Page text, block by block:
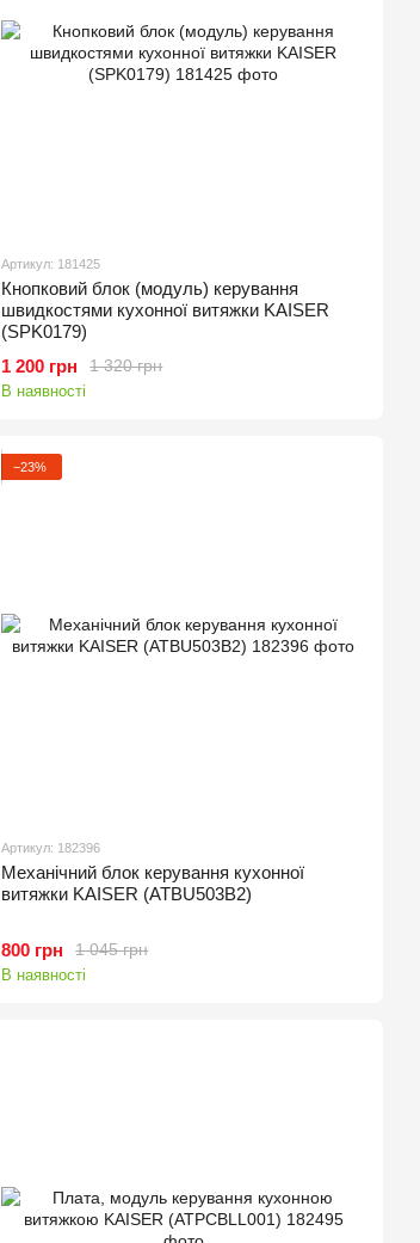
Артикул: 181425
Кнопковий блок (модуль) керування
швидкостями кухонної витяжки KAISER
(SPK0179)
1 320 грн
1 200 грн
В наявності
−23%
Артикул: 182396
Механічний блок керування кухонної
витяжки KAISER (ATBU503B2)
1 045 грн
800 грн
В наявності